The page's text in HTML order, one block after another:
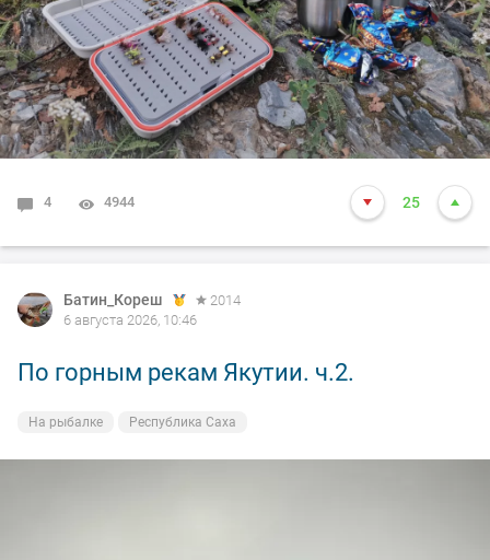
4 4944 25
Батин_Кореш
2014
6 августа 2026, 10:46
По горным рекам Якутии. ч.2.
На рыбалке Республика Саха